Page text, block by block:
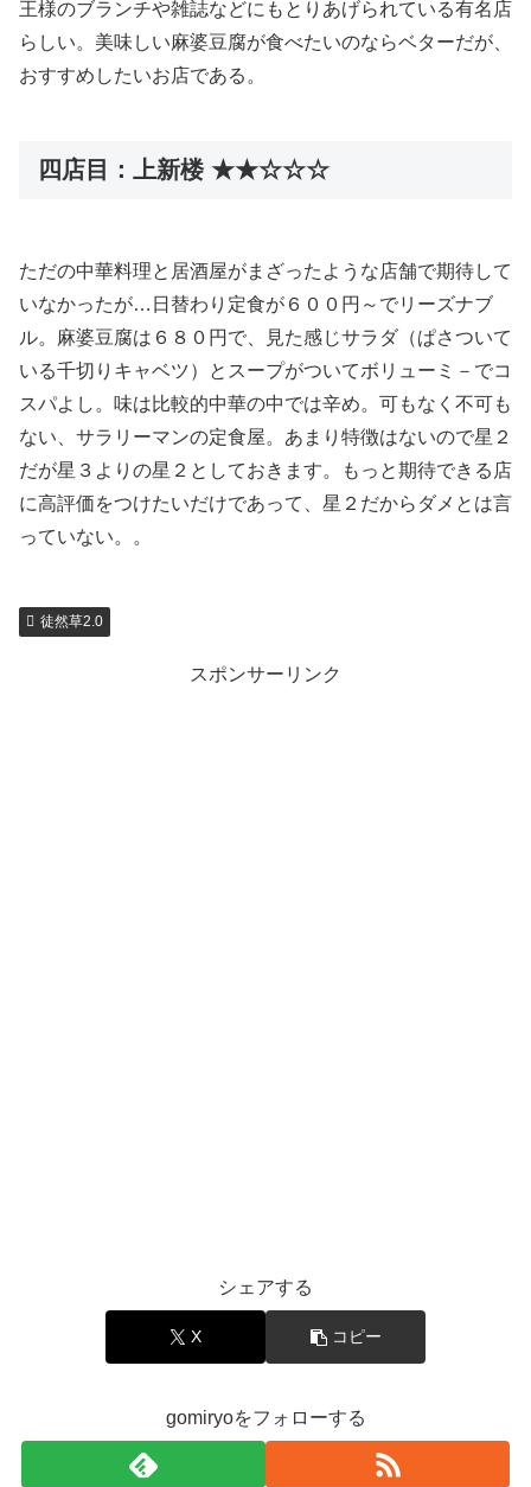
王様のブランチや雑誌などにもとりあげられている有名店
らしい。美味しい麻婆豆腐が食べたいのならベターだが、
おすすめしたいお店である。
四店目：上新楼 ★★☆☆☆
ただの中華料理と居酒屋がまざったような店舗で期待して
いなかったが…日替わり定食が６００円～でリーズナブ
ル。麻婆豆腐は６８０円で、見た感じサラダ（ぱさついて
いる千切りキャベツ）とスープがついてボリューミ－でコ
スパよし。味は比較的中華の中では辛め。可もなく不可も
ない、サラリーマンの定食屋。あまり特徴はないので星２
だが星３よりの星２としておきます。もっと期待できる店
に高評価をつけたいだけであって、星２だからダメとは言
っていない。。
徒然草2.0
スポンサーリンク
シェアする
X コピー
gomiryoをフォローする